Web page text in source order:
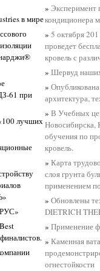
в мире
61 при
лучших
»Эксперимент
кондиционера
»5 октября
проведет
кровель с
»Шервуд
»
архитектура,
»В Учебных
Новосибирска,
обучения по
кровель.
»Карта
слоя грунта
применением
»Обновлены
DIETRICH
»Применение
»Каменная
огнестойкости